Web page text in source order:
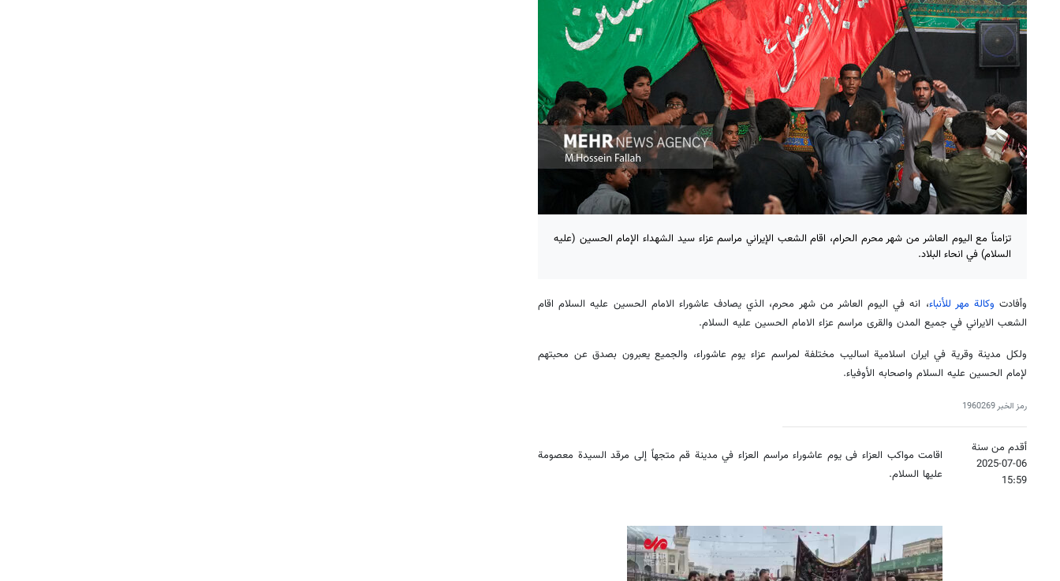
تزامناً مع اليوم العاشر من شهر محرم الحرام، اقام الشعب الإيراني مراسم عزاء سيد الشهداء الإمام الحسين (عليه
السلام) في انحاء البلاد.
وأفادت وكالة مهر للأنباء، انه في اليوم العاشر من شهر محرم، الذي يصادف عاشوراء الامام الحسين عليه السلام اقام
الشعب الايراني في جميع المدن والقرى مراسم عزاء الامام الحسين عليه السلام.
ولكل مدينة وقرية في ايران اسلامية اساليب مختلفة لمراسم عزاء يوم عاشوراء، والجميع يعبرون بصدق عن محبتهم
لإمام الحسين عليه السلام واصحابه الأوفياء.
رمز الخبر1960269
أقدم من سنة
2025-07-06
15:59
اقامت مواكب العزاء فی يوم عاشوراء مراسم العزاء في مدينة قم متجهاً إلى مرقد السيدة معصومة
عليها السلام.